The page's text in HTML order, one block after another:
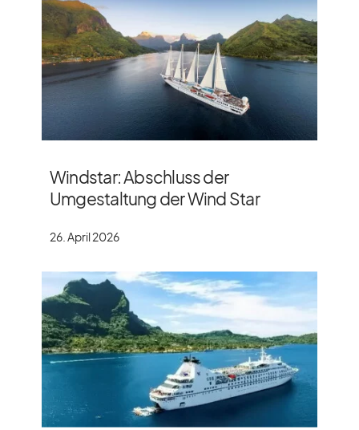
Windstar: Abschluss der
Umgestaltung der Wind Star
26. April 2026